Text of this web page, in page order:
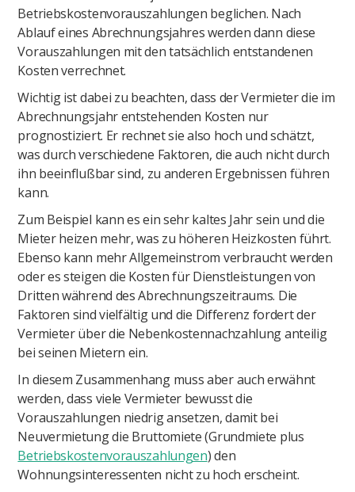
Betriebskostenvorauszahlungen beglichen. Nach
Ablauf eines Abrechnungsjahres werden dann diese
Vorauszahlungen mit den tatsächlich entstandenen
Kosten verrechnet.
Wichtig ist dabei zu beachten, dass der Vermieter die im
Abrechnungsjahr entstehenden Kosten nur
prognostiziert. Er rechnet sie also hoch und schätzt,
was durch verschiedene Faktoren, die auch nicht durch
ihn beeinflußbar sind, zu anderen Ergebnissen führen
kann.
Zum Beispiel kann es ein sehr kaltes Jahr sein und die
Mieter heizen mehr, was zu höheren Heizkosten führt.
Ebenso kann mehr Allgemeinstrom verbraucht werden
oder es steigen die Kosten für Dienstleistungen von
Dritten während des Abrechnungszeitraums. Die
Faktoren sind vielfältig und die Differenz fordert der
Vermieter über die Nebenkostennachzahlung anteilig
bei seinen Mietern ein.
In diesem Zusammenhang muss aber auch erwähnt
werden, dass viele Vermieter bewusst die
Vorauszahlungen niedrig ansetzen, damit bei
Neuvermietung die Bruttomiete (Grundmiete plus
Betriebskostenvorauszahlungen) den
Wohnungsinteressenten nicht zu hoch erscheint.